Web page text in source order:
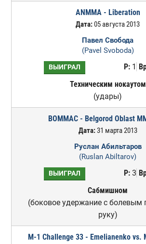
ANMMA - Liberation
Дата:05 августа 2013
Павел Свобода
(Pavel Svoboda)
ВЫИГРАЛ Р:1
Техническим нокаутом
(удары)
BOMMAC - Belgorod Oblast
Дата:31 марта 2013
Руслан Абильтаров
(Ruslan Abiltarov)
ВЫИГРАЛ Р:3
Сабмишном
(боковое удержание с болевым
руку)
M-1 Challenge 33 - Emelianenko vs.